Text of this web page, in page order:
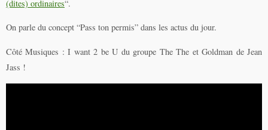
(dites) ordinaires“.
On parle du concept “Pass ton permis” dans les actus du jour.
Côté Musiques : I want 2 be U du groupe The The et Goldman de Jean
Jass !